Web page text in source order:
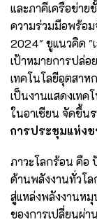
และภาคีเครือข่า
ความร่วมมือพร้อม
2024" ชูแนวคิด "
เป้าหมายการปล่
เทคโนโลยีอุตสา
เป็นงานแสดงเท
ในอาเซียน จัดขึ้น
การประชุมแห่งช
ภาวะโลกร้อน คือ
ด้านพลังงานทั่วโล
สู่แหล่งพลังงานห
ของการเปลี่ยนผ่